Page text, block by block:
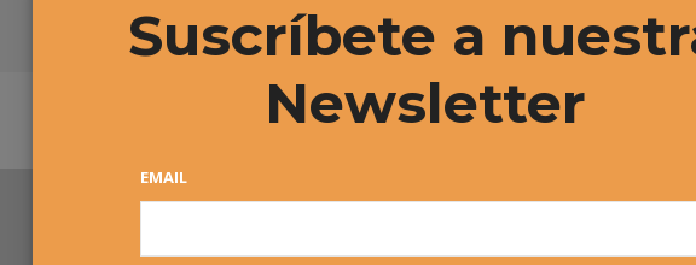
Suscríbete a
Newsletter
EMAIL